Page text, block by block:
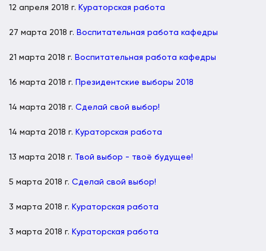
12 апреля 2018 г. Кураторская работа
27 марта 2018 г. Воспитательная работа кафедры
21 марта 2018 г. Воспитательная работа кафедры
16 марта 2018 г. Президентские выборы 2018
14 марта 2018 г. Сделай свой выбор!
14 марта 2018 г. Кураторская работа
13 марта 2018 г. Твой выбор - твоё будущее!
5 марта 2018 г. Сделай свой выбор!
3 марта 2018 г. Кураторская работа
3 марта 2018 г. Кураторская работа